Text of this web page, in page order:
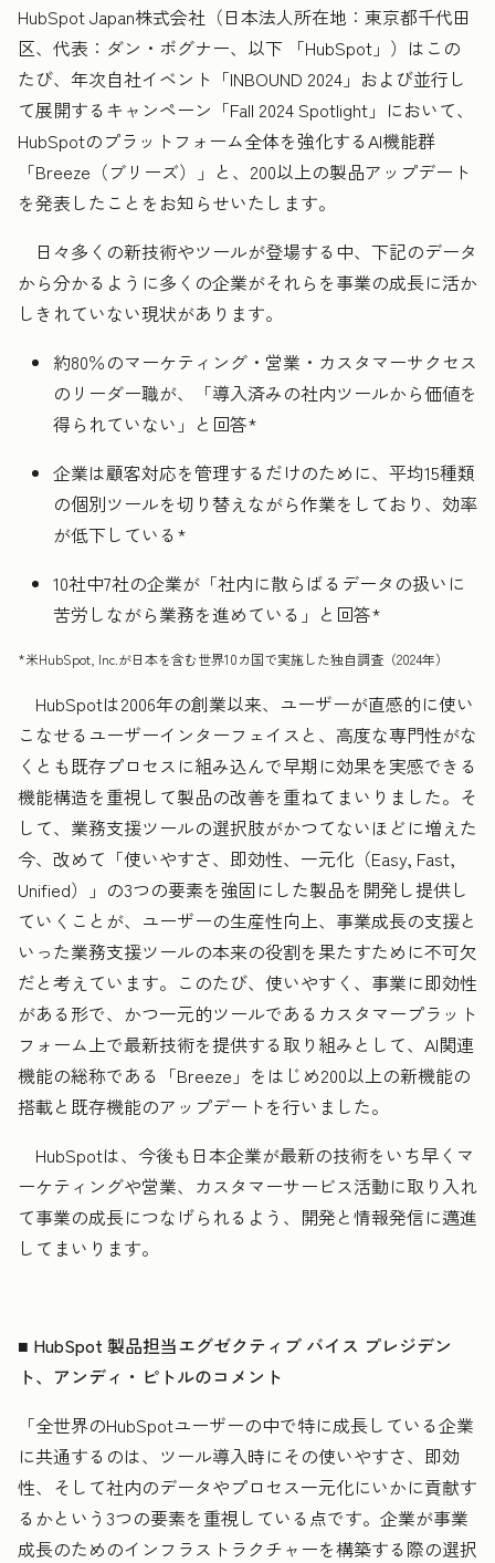
HubSpot Japan株式会社（日本法人所在地：東京都千代田
区、代表：ダン・ボグナー、以下 「HubSpot」）はこの
たび、年次自社イベント「INBOUND 2024」および並行し
て展開するキャンペーン「Fall 2024 Spotlight」において、
HubSpotのプラットフォーム全体を強化するAI機能群
「Breeze（ブリーズ）」と、200以上の製品アップデート
を発表したことをお知らせいたします。
日々多くの新技術やツールが登場する中、下記のデータ
から分かるように多くの企業がそれらを事業の成長に活か
しきれていない現状があります。
約80％のマーケティング・営業・カスタマーサクセス
のリーダー職が、「導入済みの社内ツールから価値を
得られていない」と回答*
企業は顧客対応を管理するだけのために、平均15種類
の個別ツールを切り替えながら作業をしており、効率
が低下している*
10社中7社の企業が「社内に散らばるデータの扱いに
苦労しながら業務を進めている」と回答*
*米HubSpot, Inc.が日本を含む世界10カ国で実施した独自調査（2024年）
HubSpotは2006年の創業以来、ユーザーが直感的に使い
こなせるユーザーインターフェイスと、高度な専門性がな
くとも既存プロセスに組み込んで早期に効果を実感できる
機能構造を重視して製品の改善を重ねてまいりました。そ
して、業務支援ツールの選択肢がかつてないほどに増えた
今、改めて「使いやすさ、即効性、一元化（Easy, Fast,
Unified）」の3つの要素を強固にした製品を開発し提供し
ていくことが、ユーザーの生産性向上、事業成長の支援と
いった業務支援ツールの本来の役割を果たすために不可欠
だと考えています。このたび、使いやすく、事業に即効性
がある形で、かつ一元的ツールであるカスタマープラット
フォーム上で最新技術を提供する取り組みとして、AI関連
機能の総称である「Breeze」をはじめ200以上の新機能の
搭載と既存機能のアップデートを行いました。
HubSpotは、今後も日本企業が最新の技術をいち早くマ
ーケティングや営業、カスタマーサービス活動に取り入れ
て事業の成長につなげられるよう、開発と情報発信に邁進
してまいります。
■ HubSpot 製品担当エグゼクティブ バイス プレジデン
ト、アンディ・ピトルのコメント
「全世界のHubSpotユーザーの中で特に成長している企業
に共通するのは、ツール導入時にその使いやすさ、即効
性、そして社内のデータやプロセス一元化にいかに貢献す
るかという3つの要素を重視している点です。企業が事業
成長のためのインフラストラクチャーを構築する際の選択